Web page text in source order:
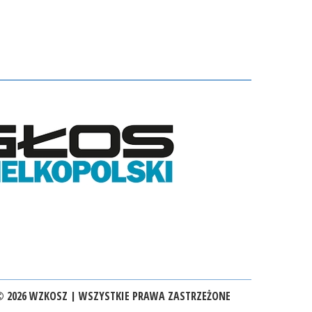
WZKOSZ | WSZYSTKIE PRAWA ZASTRZEŻONE